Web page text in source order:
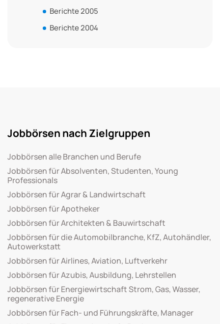
Berichte 2005
Berichte 2004
Jobbörsen nach Zielgruppen
Jobbörsen alle Branchen und Berufe
Jobbörsen für Absolventen, Studenten, Young
Professionals
Jobbörsen für Agrar & Landwirtschaft
Jobbörsen für Apotheker
Jobbörsen für Architekten & Bauwirtschaft
Jobbörsen für die Automobilbranche, KfZ, Autohändler,
Autowerkstatt
Jobbörsen für Airlines, Aviation, Luftverkehr
Jobbörsen für Azubis, Ausbildung, Lehrstellen
Jobbörsen für Energiewirtschaft Strom, Gas, Wasser,
regenerative Energie
Jobbörsen für Fach- und Führungskräfte, Manager